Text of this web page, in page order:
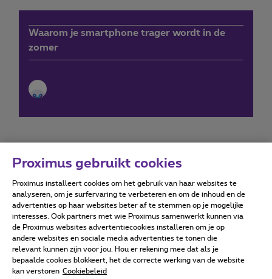
Waarom je smartphone trager wordt in de
zomer
Forumvoorwaarden Accessibility statement
Alle rechten voorbehouden. © Proximus
Algemene voorwaarden, consumenteninfo
Proximus gebruikt cookies
Proximus installeert cookies om het gebruik van haar websites te
analyseren, om je surfervaring te verbeteren en om de inhoud en de
advertenties op haar websites beter af te stemmen op je mogelijke
interesses. Ook partners met wie Proximus samenwerkt kunnen via
de Proximus websites advertentiecookies installeren om je op
andere websites en sociale media advertenties te tonen die
relevant kunnen zijn voor jou. Hou er rekening mee dat als je
bepaalde cookies blokkeert, het de correcte werking van de website
kan verstoren Cookiebeleid